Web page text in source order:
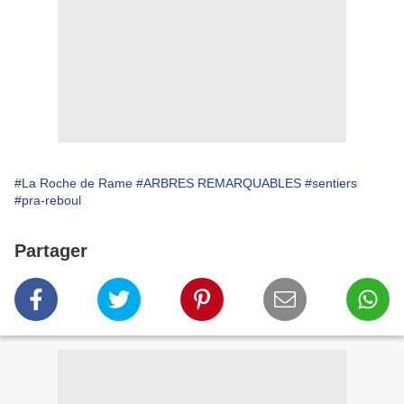
#La Roche de Rame #ARBRES REMARQUABLES #sentiers
#pra-reboul
Partager